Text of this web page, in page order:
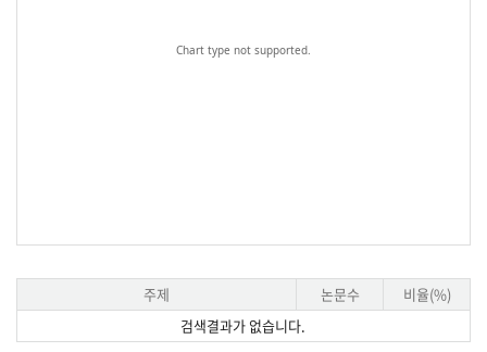
Chart type not supported.
주제 논문수
비율(%)
검색결과가 없습니다.